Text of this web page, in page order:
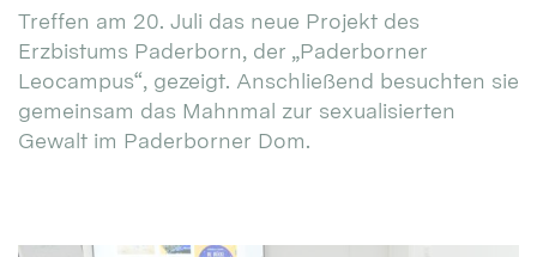
Treffen am 20. Juli das neue Projekt des
Erzbistums Paderborn, der „Paderborner
Leocampus“, gezeigt. Anschließend besuchten sie
gemeinsam das Mahnmal zur sexualisierten
Gewalt im Paderborner Dom.